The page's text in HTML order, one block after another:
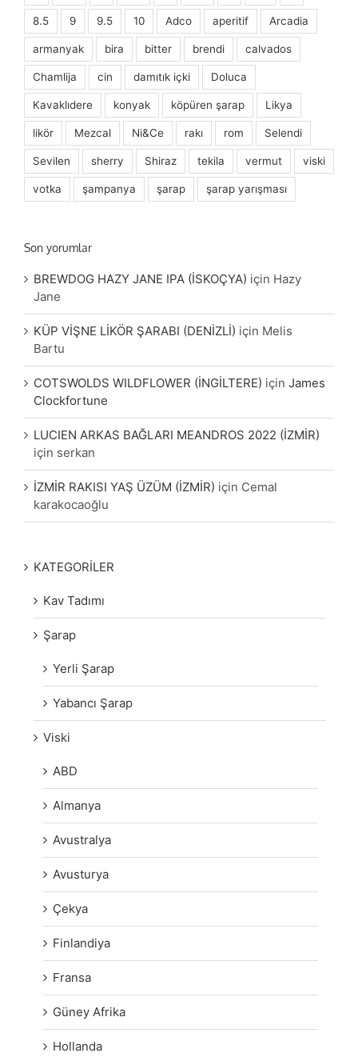
8.5 9 9.5 10 Adco aperitif Arcadia
armanyak bira bitter brendi calvados
Chamlija cin damıtık içki Doluca
Kavaklıdere konyak köpüren şarap Likya
likör Mezcal Ni&Ce rakı rom Selendi
Sevilen sherry Shiraz tekila vermut viski
votka şampanya şarap şarap yarışması
Son yorumlar
BREWDOG HAZY JANE IPA (İSKOÇYA) için Hazy
Jane
KÜP VİŞNE LİKÖR ŞARABI (DENİZLİ) için Melis
Bartu
COTSWOLDS WILDFLOWER (İNGİLTERE) için James
Clockfortune
LUCIEN ARKAS BAĞLARI MEANDROS 2022 (İZMİR)
için serkan
İZMİR RAKISI YAŞ ÜZÜM (İZMİR) için Cemal
karakocaoğlu
KATEGORİLER
Kav Tadımı
Şarap
Yerli Şarap
Yabancı Şarap
Viski
ABD
Almanya
Avustralya
Avusturya
Çekya
Finlandiya
Fransa
Güney Afrika
Hollanda